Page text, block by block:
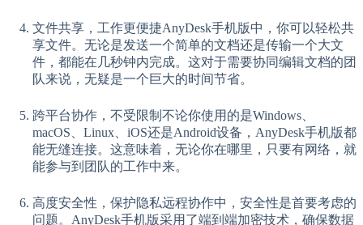
文件共享，工作更便捷AnyDesk手机版中，你可以轻松共
享文件。无论是发送一个简单的文档还是传输一个大文
件，都能在几秒钟内完成。这对于需要协同编辑文档的团
队来说，无疑是一个巨大的时间节省。
跨平台协作，不受限制不论你使用的是Windows、
macOS、Linux、iOS还是Android设备，AnyDesk手机版都
能无缝连接。这意味着，无论你在哪里，只要有网络，就
能参与到团队的工作中来。
高度安全性，保护隐私远程协作中，安全性是首要考虑的
问题。AnyDesk手机版采用了端到端加密技术，确保数据